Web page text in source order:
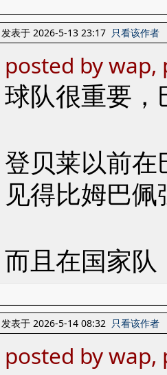
发表于 2026-5-13 23:17 只看该作者
posted by
球队很重要
登贝莱以前
见得比姆巴佩
而且在国家
发表于 2026-5-14 08:32 只看该作者
posted by